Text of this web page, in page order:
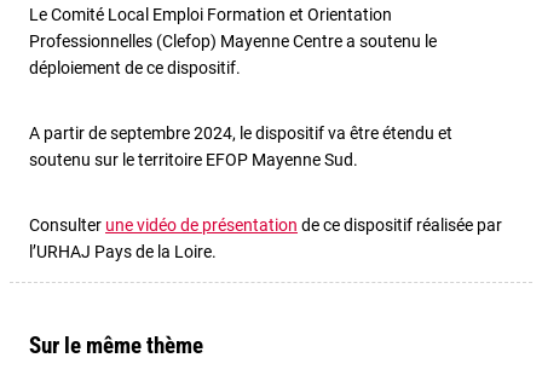
Le Comité Local Emploi Formation et Orientation
Professionnelles (Clefop) Mayenne Centre a soutenu le
déploiement de ce dispositif.
A partir de septembre 2024, le dispositif va être étendu et
soutenu sur le territoire EFOP Mayenne Sud.
Consulter une vidéo de présentation de ce dispositif réalisée par
l’URHAJ Pays de la Loire.
Sur le même thème